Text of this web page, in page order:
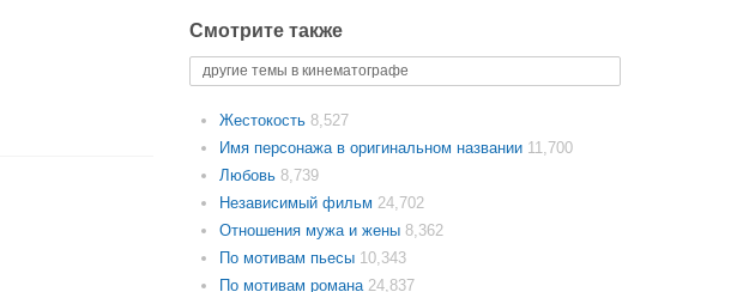
Смотрите также
другие темы в кинематографе
Жестокость 8,527
Имя персонажа в оригинальном названии 11,700
Любовь 8,739
Независимый фильм 24,702
Отношения мужа и жены 8,362
По мотивам пьесы 10,343
По мотивам романа 24,837